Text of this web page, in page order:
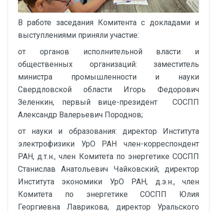
В работе заседания Комитента с докладами и
выступлениями приняли участие:
от органов исполнительной власти и
общественных организаций: заместитель
министра промышленности и науки
Свердловской области Игорь Федорович
Зеленкин, первый вице-президент СОСПП
Александр Валерьевич Породнов;
от науки и образования: директор Института
электрофизики УрО РАН член-корреспондент
РАН, д.т.н., член Комитета по энергетике СОСПП
Станислав Анатольевич Чайковский; директор
Института экономики УрО РАН, д.э.н., член
Комитета по энергетике СОСПП Юлия
Георгиевна Лаврикова, директор Уральского